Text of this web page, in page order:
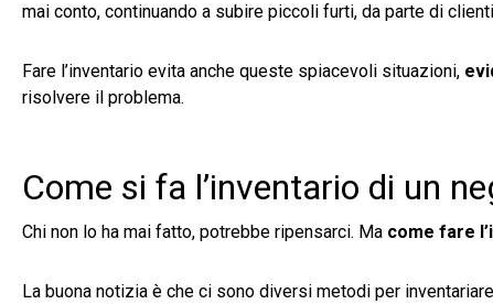
mai conto, continuando a subire piccoli furti, da parte di
Fare l’inventario evita anche queste spiacevoli situazioni,
risolvere il problema.
Come si fa l’inventario di un
Chi non lo ha mai fatto, potrebbe ripensarci. Ma come fare
La buona notizia è che ci sono diversi metodi per